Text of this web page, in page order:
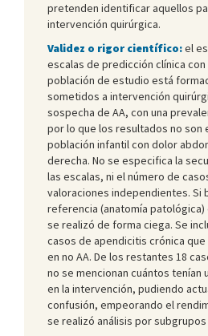
pretenden identificar aquellos
intervención quirúrgica.
Validez o rigor científico:el
escalas de predicción clínica
población de estudio está
sometidos a intervención
sospecha de AA, con una
por lo que los resultados no son
población infantil con dolor
derecha. No se especifica la
las escalas, ni el número de
valoraciones independientes. Si
referencia (anatomía patológica)
se realizó de forma ciega. Se
casos de apendicitis crónica
en no AA. De los restantes 18
no se mencionan cuántos tenían
en la intervención, pudiendo
confusión, empeorando el
se realizó análisis por